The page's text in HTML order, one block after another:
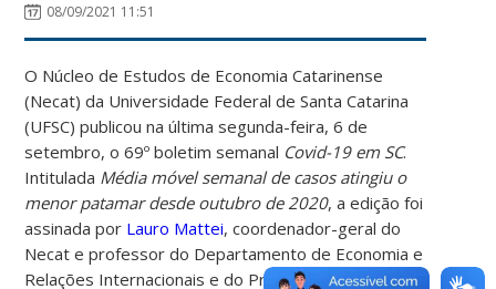
08/09/2021 11:51
O Núcleo de Estudos de Economia Catarinense
(Necat) da Universidade Federal de Santa Catarina
(UFSC) publicou na última segunda-feira, 6 de
setembro, o 69º boletim semanal Covid-19 em SC.
Intitulada Média móvel semanal de casos atingiu o
menor patamar desde outubro de 2020, a edição foi
assinada por Lauro Mattei, coordenador-geral do
Necat e professor do Departamento de Economia e
Relações Internacionais e do Programa de Pós-